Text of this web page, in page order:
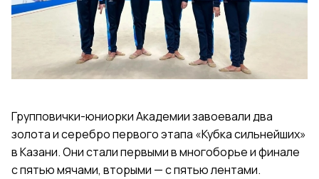
Групповички-юниорки Академии завоевали два
золота и серебро первого этапа «Кубка сильнейших»
в Казани. Они стали первыми в многоборье и финале
с пятью мячами, вторыми — с пятью лентами.